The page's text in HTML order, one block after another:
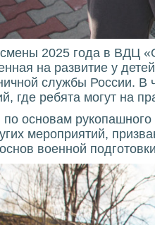
2025 года в ВДЦ
на развитие у
службы России. В
где ребята могут на
по основам
мероприятий,
военной